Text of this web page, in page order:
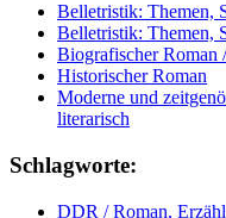
Belletristik: Themen,
Belletristik: Themen,
Biografischer Roman
Historischer Roman
Moderne und
literarisch
Schlagworte:
DDR / Roman,